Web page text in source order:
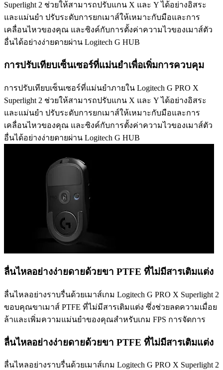
Superlight 2 ช่วยให้สามารถปรับแกน X และ Y ได้อย่างอิสระ
และแม่นยำ ปรับระดับการยกเมาส์ให้เหมาะกับมือและการ
เคลื่อนไหวของคุณ และซิงค์กับการตั้งค่าความไวของเมาส์ตัว
อื่นได้อย่างง่ายดายผ่าน Logitech G HUB
การปรับเทียบเซ็นเซอร์ที่แม่นยำเพื่อเพิ่มการควบคุม
การปรับเทียบเซ็นเซอร์ที่แม่นยำภายใน Logitech G PRO X
Superlight 2 ช่วยให้สามารถปรับแกน X และ Y ได้อย่างอิสระ
และแม่นยำ ปรับระดับการยกเมาส์ให้เหมาะกับมือและการ
เคลื่อนไหวของคุณ และซิงค์กับการตั้งค่าความไวของเมาส์ตัว
อื่นได้อย่างง่ายดายผ่าน Logitech G HUB
ลื่นไหลอย่างง่ายดายด้วยขา PTFE ที่ไม่มีสารเติมแต่ง
ลื่นไหลอย่างราบรื่นด้วยเมาส์เกม Logitech G PRO X Superlight 2
ขอบคุณขาเมาส์ PTFE ที่ไม่มีสารเติมแต่ง ซึ่งช่วยลดความเมื่อย
ล้าและเพิ่มความแม่นยำของคุณสำหรับเกม FPS การจัดการ
ลื่นไหลอย่างง่ายดายด้วยขา PTFE ที่ไม่มีสารเติมแต่ง
ลื่นไหลอย่างราบรื่นด้วยเมาส์เกม Logitech G PRO X Superlight 2